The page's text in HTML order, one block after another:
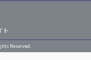
ト
Reserved.